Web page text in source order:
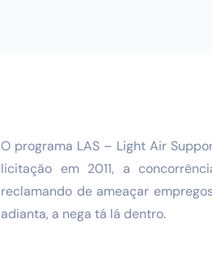
O programa LAS – Light Air
licitação em 2011, a
reclamando de ameaçar
adianta, a nega tá lá dentro.